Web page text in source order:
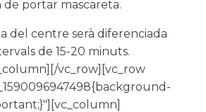
portar mascareta.
del centre serà diferenciada
de 15-20 minuts.
vc_row][vc_row